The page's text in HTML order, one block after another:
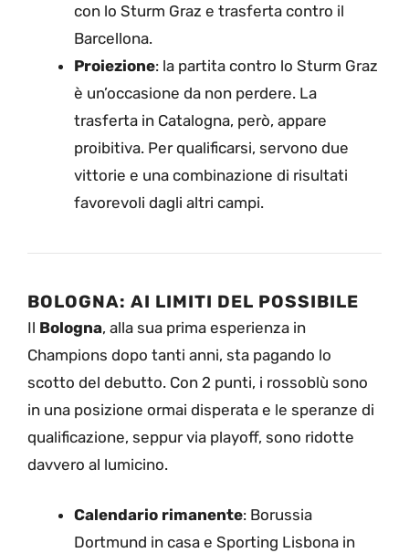
con lo Sturm Graz e trasferta contro il
Barcellona.
Proiezione: la partita contro lo Sturm Graz
è un’occasione da non perdere. La
trasferta in Catalogna, però, appare
proibitiva. Per qualificarsi, servono due
vittorie e una combinazione di risultati
favorevoli dagli altri campi.
BOLOGNA: AI LIMITI DEL POSSIBILE
Il Bologna, alla sua prima esperienza in
Champions dopo tanti anni, sta pagando lo
scotto del debutto. Con 2 punti, i rossoblù sono
in una posizione ormai disperata e le speranze di
qualificazione, seppur via playoff, sono ridotte
davvero al lumicino.
Calendario rimanente: Borussia
Dortmund in casa e Sporting Lisbona in